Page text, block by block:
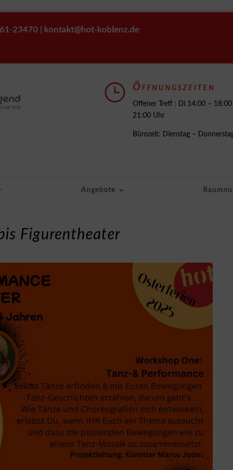
23470 | kontakt@hot-koblenz.de
} Öffnungszeiten
Offener Treff : Di 14:00 –
21:00 Uhr
Bürozeit: Dienstag –
Angebote
Figurentheater